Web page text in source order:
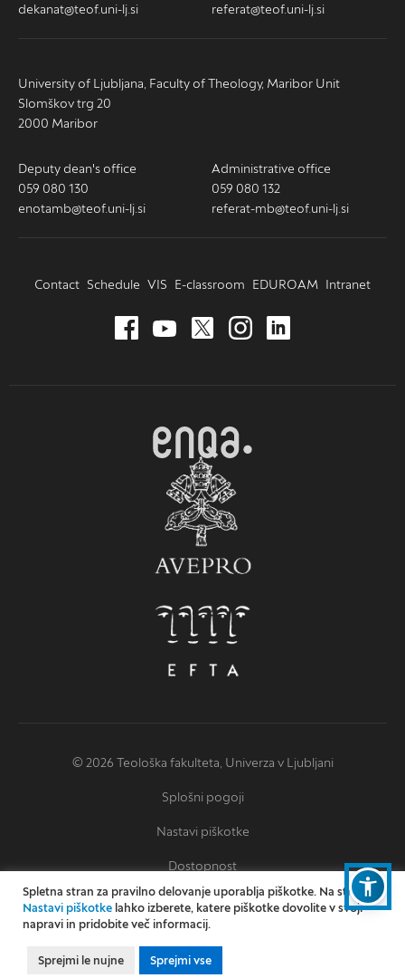
dekanat@teof.uni-lj.si
referat@teof.uni-lj.si
University of Ljubljana, Faculty of Theology, Maribor Unit
Slomškov trg 20
2000 Maribor
Deputy dean's office
059 080 130
enotamb@teof.uni-lj.si
Administrative office
059 080 132
referat-mb@teof.uni-lj.si
Contact Schedule VIS E-classroom EDUROAM Intranet
© 2026 Teološka fakulteta, Univerza v Ljubljani
Splošni pogoji
Nastavi piškotke
Dostopnost
Izjava o dostopnosti
Oblikovanje: Miha Omejc
Spletna stran za pravilno delovanje uporablja piškotke. Na strani
Nastavi piškotke lahko izberete, katere piškotke dovolite v svoji
napravi in pridobite več informacij.
Sprejmi le nujne Sprejmi vse